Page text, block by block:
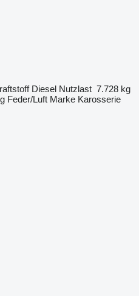
Diesel Nutzlast 7.728 kg
Feder/Luft Marke Karosserie